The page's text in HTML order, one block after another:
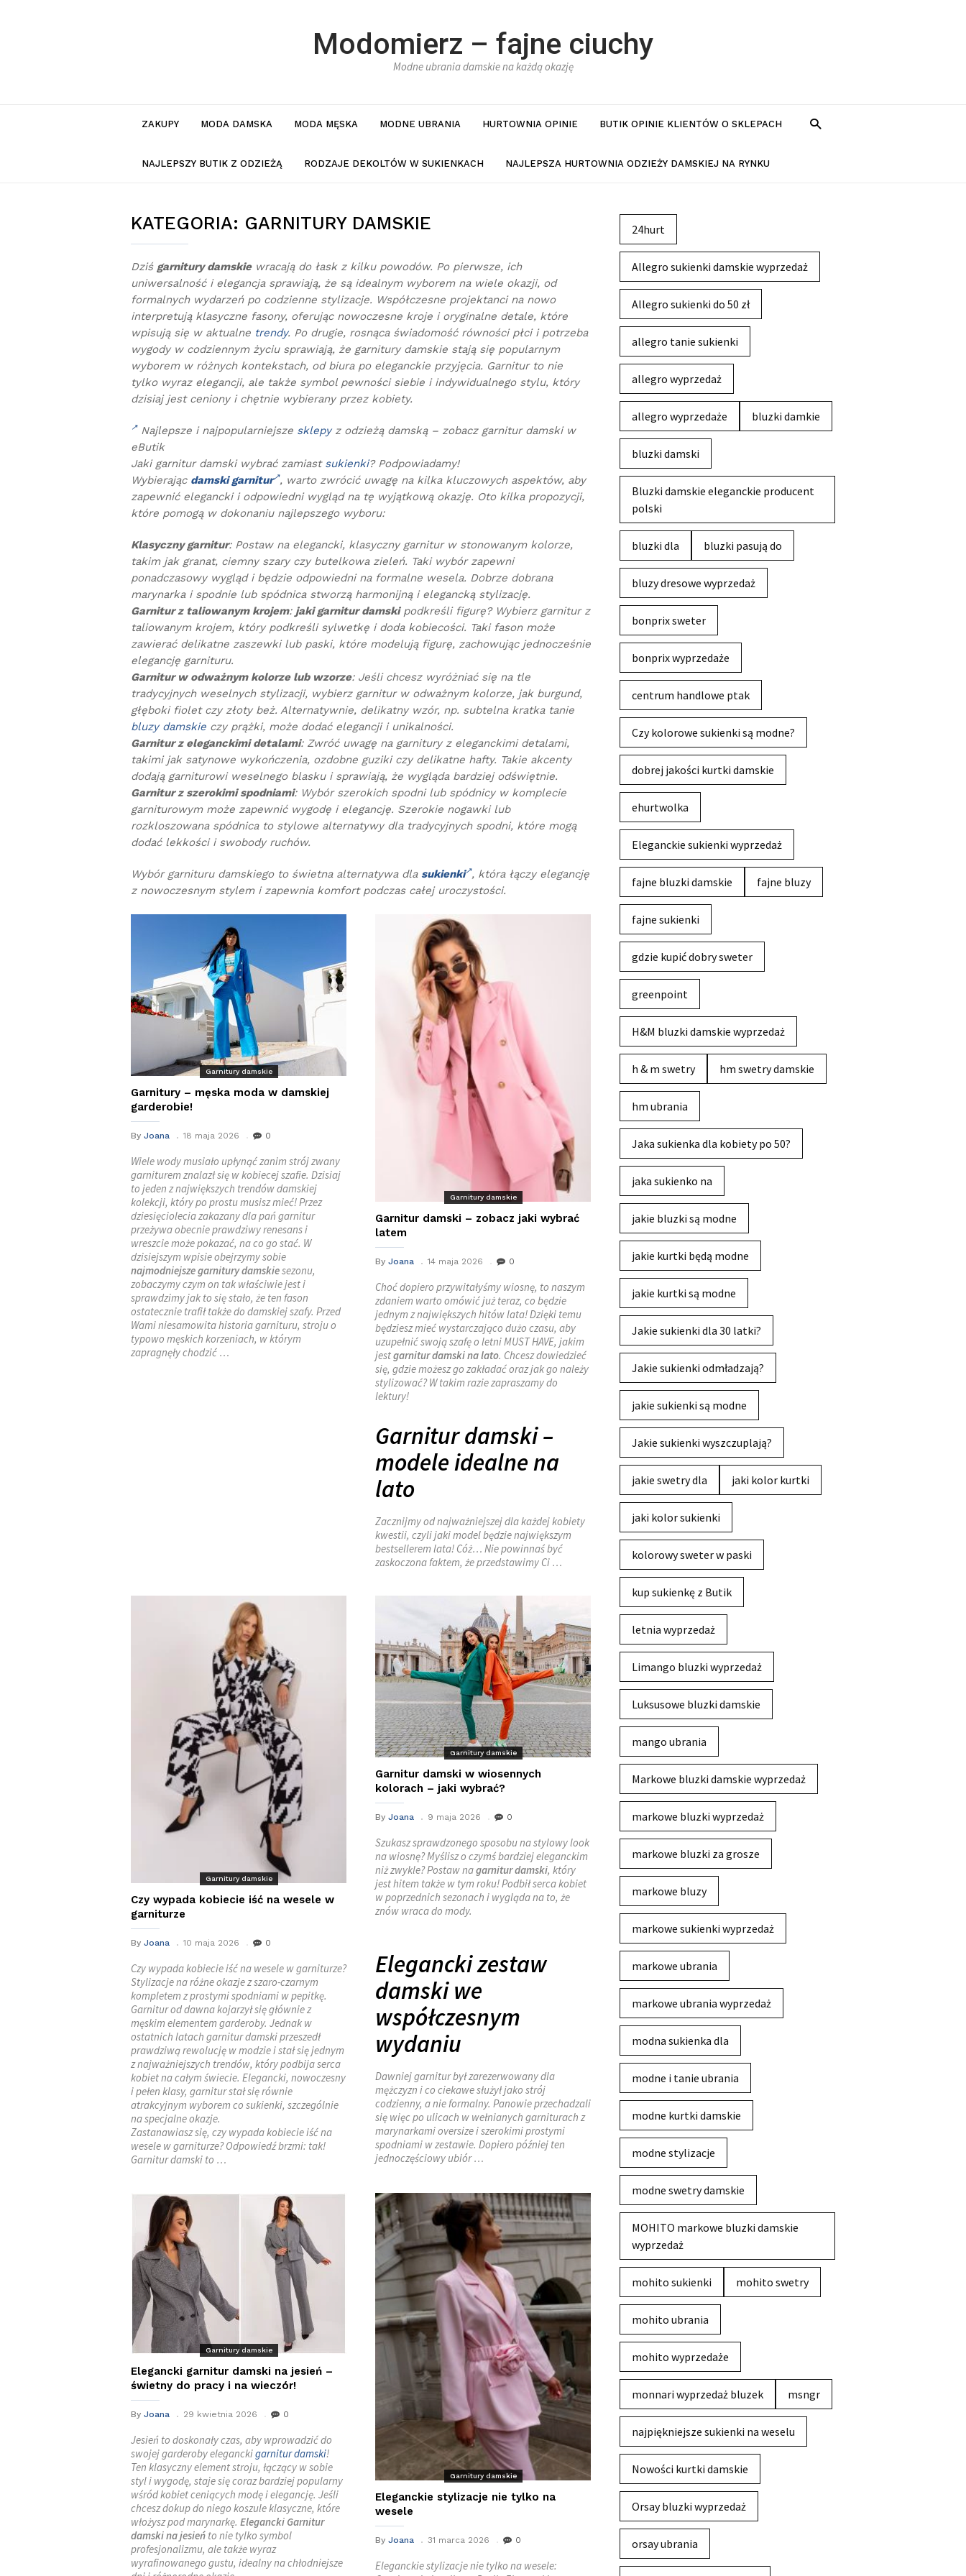
Modomierz – fajne ciuchy
Modne ubrania damskie na każdą okazję
ZAKUPY MODA DAMSKA MODA MĘSKA MODNE UBRANIA HURTOWNIA OPINIE BUTIK OPINIE KLIENTÓW O SKLEPACH
NAJLEPSZY BUTIK Z ODZIEŻĄ RODZAJE DEKOLTÓW W SUKIENKACH NAJLEPSZA HURTOWNIA ODZIEŻY DAMSKIEJ NA RYNKU
KATEGORIA: GARNITURY DAMSKIE
Dziś garnitury damskiewracają do łask z kilku powodów. Po pierwsze, ich
uniwersalność i elegancja sprawiają, że są idealnym wyborem na wiele okazji, od
formalnych wydarzeń po codzienne stylizacje. Współczesne projektanci na nowo
interpretują klasyczne fasony, oferując nowoczesne kroje i oryginalne detale, które
wpisują się w aktualne trendy. Po drugie, rosnąca świadomość równości płci i potrzeba
wygody w codziennym życiu sprawiają, że garnitury damskie stają się popularnym
wyborem w różnych kontekstach, od biura po eleganckie przyjęcia. Garnitur to nie
tylko wyraz elegancji, ale także symbol pewności siebie i indywidualnego stylu, który
dzisiaj jest ceniony i chętnie wybierany przez kobiety.
Najlepsze i najpopularniejsze sklepyz odzieżą damską – zobacz garnitur damski w
eButik
Jaki garnitur damski wybrać zamiast sukienki? Podpowiadamy!
Wybierając damski garnitur , warto zwrócić uwagę na kilka kluczowych aspektów, aby
zapewnić elegancki i odpowiedni wygląd na tę wyjątkową okazję. Oto kilka propozycji,
które pomogą w dokonaniu najlepszego wyboru:
Klasyczny garnitur: Postaw na elegancki, klasyczny garnitur w stonowanym kolorze,
takim jak granat, ciemny szary czy butelkowa zieleń. Taki wybór zapewni
ponadczasowy wygląd i będzie odpowiedni na formalne wesela. Dobrze dobrana
marynarka i spodnie lub spódnica stworzą harmonijną i elegancką stylizację.
Garnitur z taliowanym krojem: jaki garnitur damskipodkreśli figurę? Wybierz garnitur z
taliowanym krojem, który podkreśli sylwetkę i doda kobiecości. Taki fason może
zawierać delikatne zaszewki lub paski, które modelują figurę, zachowując jednocześnie
elegancję garnituru.
Garnitur w odważnym kolorze lub wzorze: Jeśli chcesz wyróżniać się na tle
tradycyjnych weselnych stylizacji, wybierz garnitur w odważnym kolorze, jak burgund,
głęboki fiolet czy złoty beż. Alternatywnie, delikatny wzór, np. subtelna kratka tanie
bluzy damskie czy prążki, może dodać elegancji i unikalności.
Garnitur z eleganckimi detalami: Zwróć uwagę na garnitury z eleganckimi detalami,
takimi jak satynowe wykończenia, ozdobne guziki czy delikatne hafty. Takie akcenty
dodają garniturowi weselnego blasku i sprawiają, że wygląda bardziej odświętnie.
Garnitur z szerokimi spodniami: Wybór szerokich spodni lub spódnicy w komplecie
garniturowym może zapewnić wygodę i elegancję. Szerokie nogawki lub
rozkloszowana spódnica to stylowe alternatywy dla tradycyjnych spodni, które mogą
dodać lekkości i swobody ruchów.
Wybór garnituru damskiego to świetna alternatywa dla sukienki , która łączy elegancję
z nowoczesnym stylem i zapewnia komfort podczas całej uroczystości.
Garnitury damskie
Garnitury – męska moda w damskiej
garderobie!
By Joana 18 maja 2026 0
Wiele wody musiało upłynąć zanim strój zwany
garniturem znalazł się w kobiecej szafie. Dzisiaj
to jeden z największych trendów damskiej
kolekcji, który po prostu musisz mieć! Przez
dziesięciolecia zakazany dla pań garnitur
przeżywa obecnie prawdziwy renesans i
wreszcie może pokazać, na co go stać. W
dzisiejszym wpisie obejrzymy sobie
najmodniejszegarnitury damskiesezonu,
zobaczymy czym on tak właściwie jest i
sprawdzimy jak to się stało, że ten fason
ostatecznie trafił także do damskiej szafy. Przed
Wami niesamowita historia garnituru, stroju o
typowo męskich korzeniach, w którym
zapragnęły chodzić …
Garnitury damskie
Garnitur damski – zobacz jaki wybrać
latem
By Joana 14 maja 2026 0
Choć dopiero przywitałyśmy wiosnę, to naszym
zdaniem warto omówić już teraz, co będzie
jednym z największych hitów lata! Dzięki temu
będziesz mieć wystarczająco dużo czasu, aby
uzupełnić swoją szafę o letni MUST HAVE, jakim
jestgarnitur damski na lato. Chcesz dowiedzieć
się, gdzie możesz go zakładać oraz jak go należy
stylizować? W takim razie zapraszamy do
lektury!
Garnitur damski –
modele idealne na
lato
Zacznijmy od najważniejszej dla każdej kobiety
kwestii, czyli jaki model będzie największym
bestsellerem lata! Cóż… Nie powinnaś być
zaskoczona faktem, że przedstawimy Ci …
Garnitury damskie
Czy wypada kobiecie iść na wesele w
garniturze
By Joana 10 maja 2026 0
Czy wypada kobiecie iść na wesele w garniturze?
Stylizacje na różne okazje z szaro-czarnym
kompletem z prostymi spodniami w pepitkę.
Garnitur od dawna kojarzył się głównie z
męskim elementem garderoby. Jednak w
ostatnich latach garnitur damski przeszedł
prawdziwą rewolucję w modzie i stał się jednym
z najważniejszych trendów, który podbija serca
kobiet na całym świecie. Elegancki, nowoczesny
i pełen klasy, garnitur stał się równie
atrakcyjnym wyborem co sukienki, szczególnie
na specjalne okazje.
Zastanawiasz się, czy wypada kobiecie iść na
wesele w garniturze? Odpowiedź brzmi: tak!
Garnitur damski to …
Garnitury damskie
Garnitur damski w wiosennych
kolorach – jaki wybrać?
By Joana 9 maja 2026 0
Szukasz sprawdzonego sposobu na stylowy look
na wiosnę? Myślisz o czymś bardziej eleganckim
niż zwykle? Postaw nagarnitur damski, który
jest hitem także w tym roku! Podbił serca kobiet
w poprzednich sezonach i wygląda na to, że
znów wraca do mody.
Elegancki zestaw
damski we
współczesnym
wydaniu
Dawniej garnitur był zarezerwowany dla
mężczyzn i co ciekawe służył jako strój
codzienny, a nie formalny. Panowie przechadzali
się więc po ulicach w wełnianych garniturach z
marynarkami oversize i szerokimi prostymi
spodniami w zestawie. Dopiero później ten
jednoczęściowy ubiór …
Garnitury damskie
Elegancki garnitur damski na jesień –
świetny do pracy i na wieczór!
By Joana 29 kwietnia 2026 0
Jesień to doskonały czas, aby wprowadzić do
swojej garderoby eleganckigarnitur damski!
Ten klasyczny element stroju, łączący w sobie
styl i wygodę, staje się coraz bardziej popularny
wśród kobiet ceniących modę i elegancję. Jeśli
chcesz dokup do niego koszule klasyczne, które
włożysz pod marynarkę. Elegancki Garnitur
damski na jesień to nie tylko symbol
profesjonalizmu, ale także wyraz
wyrafinowanego gustu, idealny na chłodniejsze
Garnitury damskie
Eleganckie stylizacje nie tylko na
wesele
By Joana 31 marca 2026 0
Eleganckie stylizacje nie tylko na wesele:
24hurt
Allegro sukienki damskie wyprzedaż
Allegro sukienki do 50 zł
allegro tanie sukienki
allegro wyprzedaż
allegro wyprzedaże bluzki damkie
bluzki damski
Bluzki damskie eleganckie producent
polski
bluzki dla bluzki pasują do
bluzy dresowe wyprzedaż
bonprix sweter
bonprix wyprzedaże
centrum handlowe ptak
Czy kolorowe sukienki są modne?
dobrej jakości kurtki damskie
ehurtwolka
Eleganckie sukienki wyprzedaż
fajne bluzki damskie fajne bluzy
fajne sukienki
gdzie kupić dobry sweter
greenpoint
H&M bluzki damskie wyprzedaż
h & m swetry hm swetry damskie
hm ubrania
Jaka sukienka dla kobiety po 50?
jaka sukienko na
jakie bluzki są modne
jakie kurtki będą modne
jakie kurtki są modne
Jakie sukienki dla 30 latki?
Jakie sukienki odmładzają?
jakie sukienki są modne
Jakie sukienki wyszczuplają?
jakie swetry dla jaki kolor kurtki
jaki kolor sukienki
kolorowy sweter w paski
kup sukienkę z Butik
letnia wyprzedaż
Limango bluzki wyprzedaż
Luksusowe bluzki damskie
mango ubrania
Markowe bluzki damskie wyprzedaż
markowe bluzki wyprzedaż
markowe bluzki za grosze
markowe bluzy
markowe sukienki wyprzedaż
markowe ubrania
markowe ubrania wyprzedaż
modna sukienka dla
modne i tanie ubrania
modne kurtki damskie
modne stylizacje
modne swetry damskie
MOHITO markowe bluzki damskie
wyprzedaż
mohito sukienki mohito swetry
mohito ubrania
mohito wyprzedaże
monnari wyprzedaż bluzek msngr
najpiękniejsze sukienki na weselu
Nowości kurtki damskie
Orsay bluzki wyprzedaż
orsay ubrania